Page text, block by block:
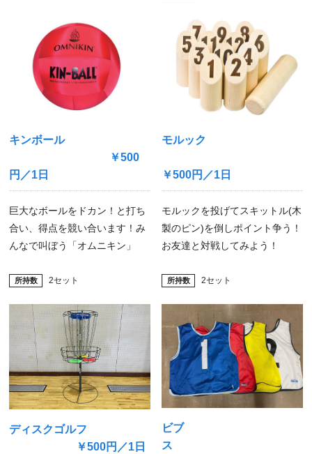
所持数
キンボール
￥500
円／1日
巨大なボールをドカン！と打ち
合い、得点を競い合います！み
んなで叫ぼう「オムニキン」
2セット
モルック
￥500円／1日
モルックを投げてスキットル(木
製のピン)を倒しポイント争う！
お友達と対戦してみよう！
2セット
ディスクゴルフ
￥500円／1日
ビブ